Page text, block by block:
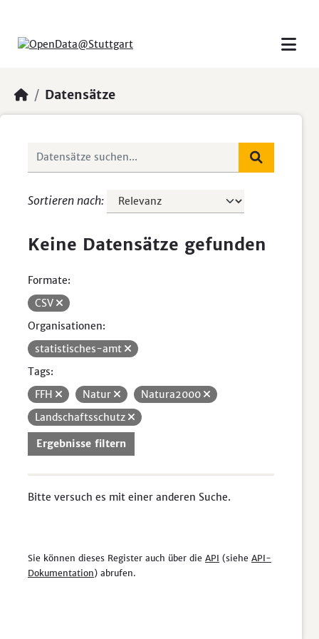
Datensätze
Sortieren nach
Keine Datensätze gefunden
Formate:
CSV
Organisationen:
statistisches-amt
Tags:
FFH
Natur
Natura2000
Landschaftsschutz
Ergebnisse filtern
Bitte versuch es mit einer anderen Suche.
Sie können dieses Register auch über die API (siehe API-
Dokumentation) abrufen.